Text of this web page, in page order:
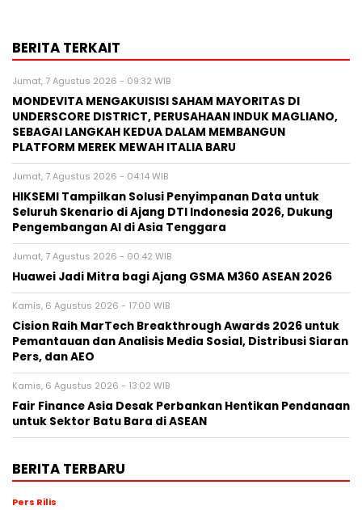
BERITA TERKAIT
Jumat, 7 Agustus 2026 - 09:32 WIB
MONDEVITA MENGAKUISISI SAHAM MAYORITAS DI
UNDERSCORE DISTRICT, PERUSAHAAN INDUK MAGLIANO,
SEBAGAI LANGKAH KEDUA DALAM MEMBANGUN
PLATFORM MEREK MEWAH ITALIA BARU
Jumat, 7 Agustus 2026 - 04:14 WIB
HIKSEMI Tampilkan Solusi Penyimpanan Data untuk
Seluruh Skenario di Ajang DTI Indonesia 2026, Dukung
Pengembangan AI di Asia Tenggara
Jumat, 7 Agustus 2026 - 00:42 WIB
Huawei Jadi Mitra bagi Ajang GSMA M360 ASEAN 2026
Kamis, 6 Agustus 2026 - 17:00 WIB
Cision Raih MarTech Breakthrough Awards 2026 untuk
Pemantauan dan Analisis Media Sosial, Distribusi Siaran
Pers, dan AEO
Kamis, 6 Agustus 2026 - 13:02 WIB
Fair Finance Asia Desak Perbankan Hentikan Pendanaan
untuk Sektor Batu Bara di ASEAN
BERITA TERBARU
Pers Rilis